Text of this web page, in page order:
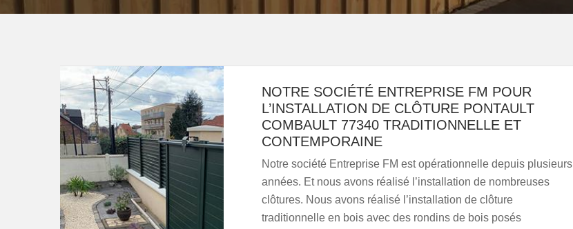
NOTRE SOCIÉTÉ ENTREPRISE FM POUR
L’INSTALLATION DE CLÔTURE PONTAULT
COMBAULT 77340 TRADITIONNELLE ET
CONTEMPORAINE
Notre société Entreprise FM est opérationnelle depuis plusieurs
années. Et nous avons réalisé l’installation de nombreuses
clôtures. Nous avons réalisé l’installation de clôture
traditionnelle en bois avec des rondins de bois posés